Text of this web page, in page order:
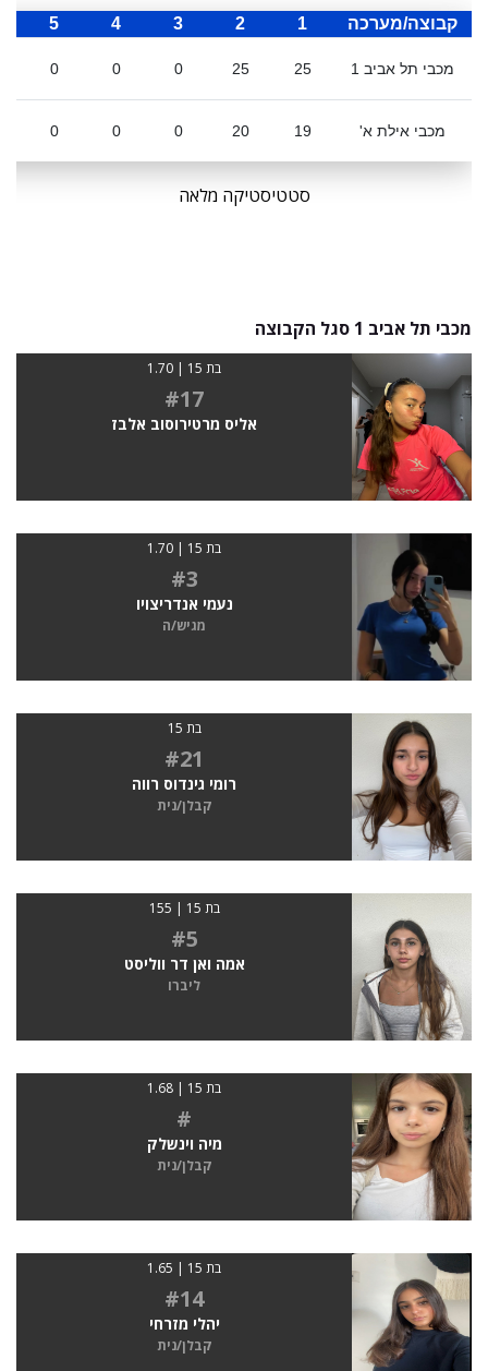
קבוצה/מערכה 1
2
3
4
5
מכבי תל אביב 1 25
25
0
0
0
מכבי אילת א' 19
20
0
0
0
סטטיסטיקה מלאה
מכבי תל אביב 1 סגל הקבוצה
בת 15 | 1.70
#17
אליס מרטירוסוב אלבז
בת 15 | 1.70
#3
נעמי אנדריצויו
מגיש/ה
בת 15
#21
רומי גינדוס רווה
קבלן/נית
בת 15 | 155
#5
אמה ואן דר ווליסט
ליברו
בת 15 | 1.68
#
מיה וינשלק
קבלן/נית
בת 15 | 1.65
#14
יהלי מזרחי
קבלן/נית